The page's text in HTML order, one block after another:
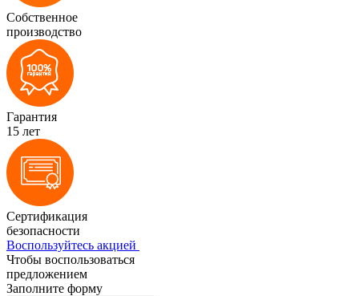
Собственное
производство
Гарантия
15 лет
Сертификация
безопасности
Воспользуйтесь акцией
Чтобы воспользоваться
предложением
Заполните форму